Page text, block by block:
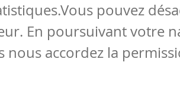
Contactez-nous
Soutien scolaire
pouvez
En poursuivant votre
nous accordez la